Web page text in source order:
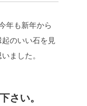
年も新年から
のいい石を見
ました。
さい。